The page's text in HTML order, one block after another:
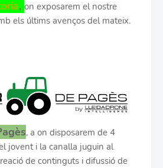
, on exposarem el nostre
els últims avenços del mateix.
, a on disposarem de 4
jovent i la canalla juguin al
de continguts i difussió de